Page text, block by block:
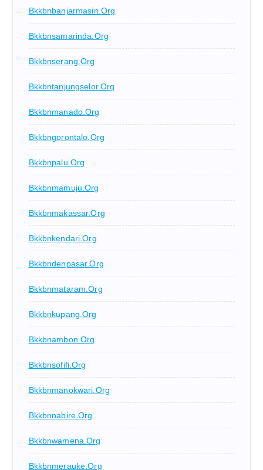
Bkkbnbanjarmasin.org
Bkkbnsamarinda.org
Bkkbnserang.org
Bkkbntanjungselor.org
Bkkbnmanado.org
Bkkbngorontalo.org
Bkkbnpalu.org
Bkkbnmamuju.org
Bkkbnmakassar.org
Bkkbnkendari.org
Bkkbndenpasar.org
Bkkbnmataram.org
Bkkbnkupang.org
Bkkbnambon.org
Bkkbnsofifi.org
Bkkbnmanokwari.org
Bkkbnnabire.org
Bkkbnwamena.org
Bkkbnmerauke.org